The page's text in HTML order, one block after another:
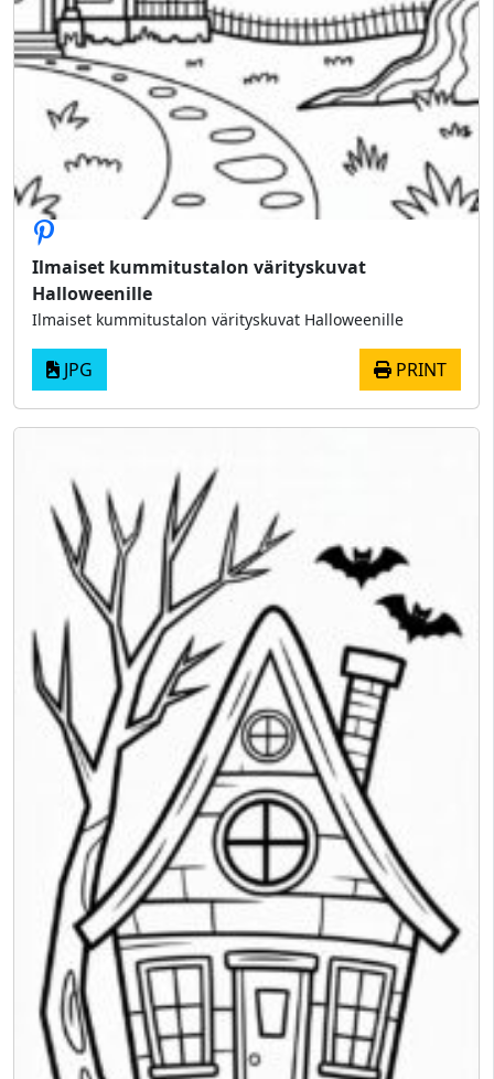
Ilmaiset kummitustalon värityskuvat
Halloweenille
Ilmaiset kummitustalon värityskuvat Halloweenille
JPG PRINT